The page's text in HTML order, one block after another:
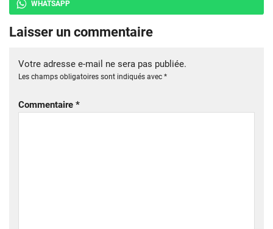
WHATSAPP
Laisser un commentaire
Votre adresse e-mail ne sera pas publiée.
Les champs obligatoires sont indiqués avec *
Commentaire *